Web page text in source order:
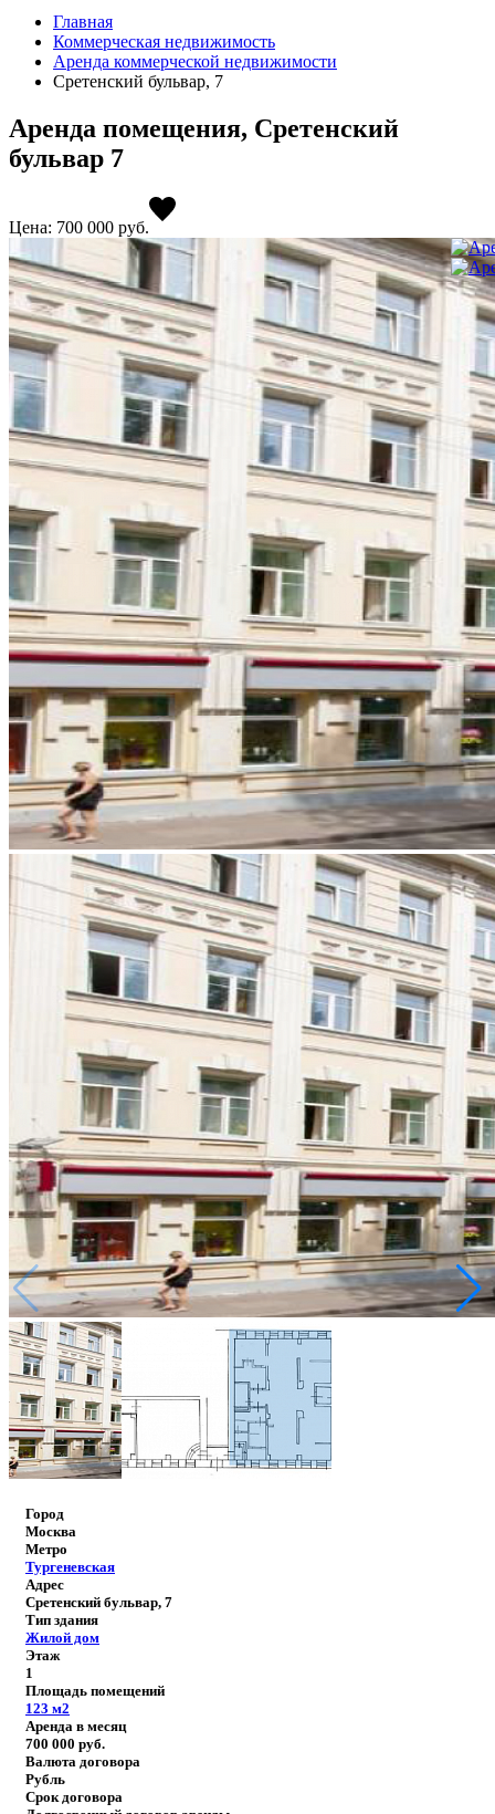
Главная
Коммерческая недвижимость
Аренда коммерческой недвижимости
Сретенский бульвар, 7
Аренда помещения, Сретенский
бульвар 7
Цена: 700 000 руб.
Город
Москва
Метро
Тургеневская
Адрес
Сретенский бульвар, 7
Тип здания
Жилой дом
Этаж
1
Площадь помещений
123 м2
Аренда в месяц
700 000 руб.
Валюта договора
Рубль
Срок договора